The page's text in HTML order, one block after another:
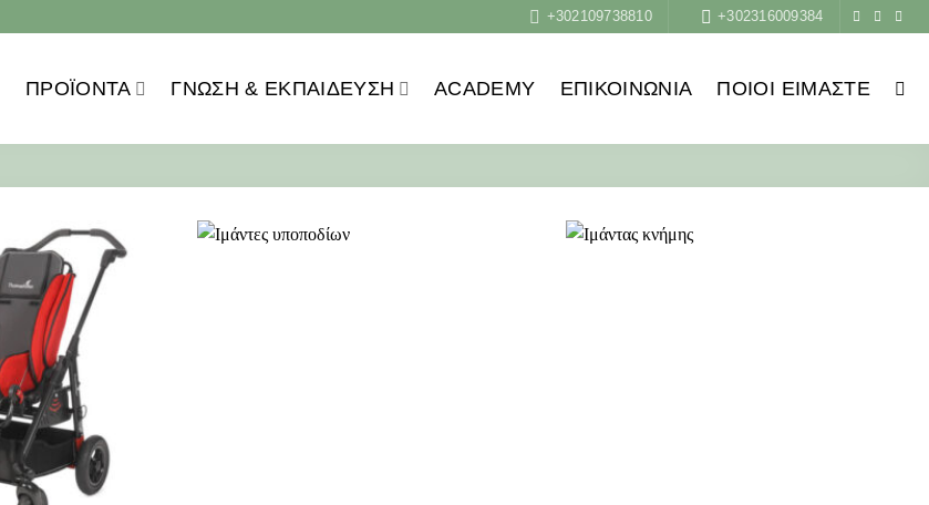
+302109738810 +302316009384
ΠΡΟΪOΝΤΑ ΓΝΩΣΗ & ΕΚΠΑΙΔΕΥΣΗ ACADEMY ΕΠΙΚΟΙΝΩΝΙΑ ΠΟΙΟΙ ΕΙΜΑΣΤΕ